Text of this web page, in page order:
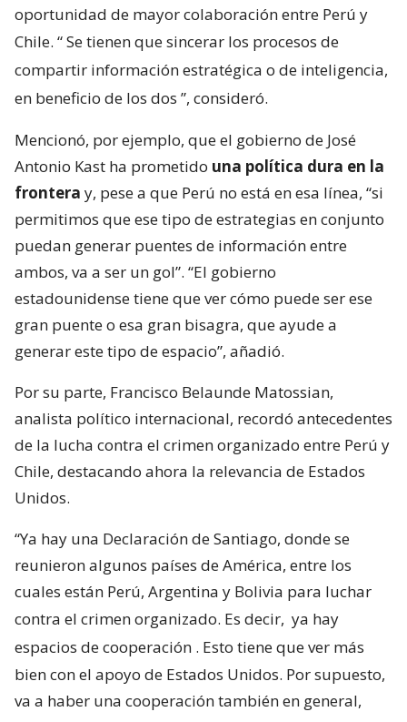
oportunidad de mayor colaboración entre Perú y
Chile. “Se tienen que sincerar los procesos de
compartir información estratégica o de inteligencia,
en beneficio de los dos ”, consideró.
Mencionó, por ejemplo, que el gobierno de José
Antonio Kast ha prometido una política dura en la
frontera y, pese a que Perú no está en esa línea, “si
permitimos que ese tipo de estrategias en conjunto
puedan generar puentes de información entre
ambos, va a ser un gol”. “El gobierno
estadounidense tiene que ver cómo puede ser ese
gran puente o esa gran bisagra, que ayude a
generar este tipo de espacio”, añadió.
Por su parte, Francisco Belaunde Matossian,
analista político internacional, recordó antecedentes
de la lucha contra el crimen organizado entre Perú y
Chile, destacando ahora la relevancia de Estados
Unidos.
“Ya hay una Declaración de Santiago, donde se
reunieron algunos países de América, entre los
cuales están Perú, Argentina y Bolivia para luchar
contra el crimen organizado. Es decir, ya hay
espacios de cooperación . Esto tiene que ver más
bien con el apoyo de Estados Unidos. Por supuesto,
va a haber una cooperación también en general,